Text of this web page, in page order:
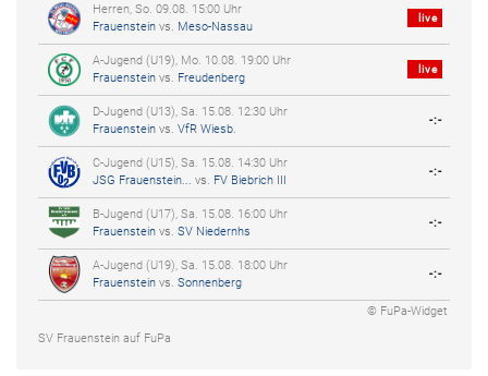
Herren, So. 09.08. 15:00 Uhr
Frauenstein vs. Meso-Nassau
live
A-Jugend (U19), Mo. 10.08. 19:00 Uhr
Frauenstein vs. Freudenberg
live
D-Jugend (U13), Sa. 15.08. 12:30 Uhr
Frauenstein vs. VfR Wiesb.
-:-
C-Jugend (U15), Sa. 15.08. 14:30 Uhr
JSG Frauenstein... vs. FV Biebrich III
-:-
B-Jugend (U17), Sa. 15.08. 16:00 Uhr
Frauenstein vs. SV Niedernhs
-:-
A-Jugend (U19), Sa. 15.08. 18:00 Uhr
Frauenstein vs. Sonnenberg
-:-
© FuPa-Widget
SV Frauenstein auf FuPa